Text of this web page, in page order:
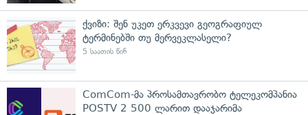
ქვიზი: შენ უკეთ ერკვევი გეოგრაფიულ
ტერმინებში თუ მერვეკლასელი?
5 საათის წინ
ComCom-მა პროსამთავრობო ტელეკომპანია
POSTV 2 500 ლარით დააჯარიმა